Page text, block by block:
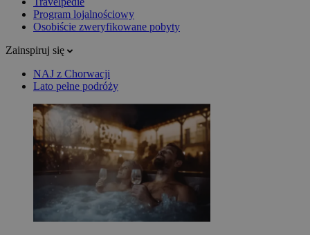
Program lojalnościowy
Osobiście zweryfikowane pobyty
Zainspiruj się
NAJ z Chorwacji
Lato pełne podróży